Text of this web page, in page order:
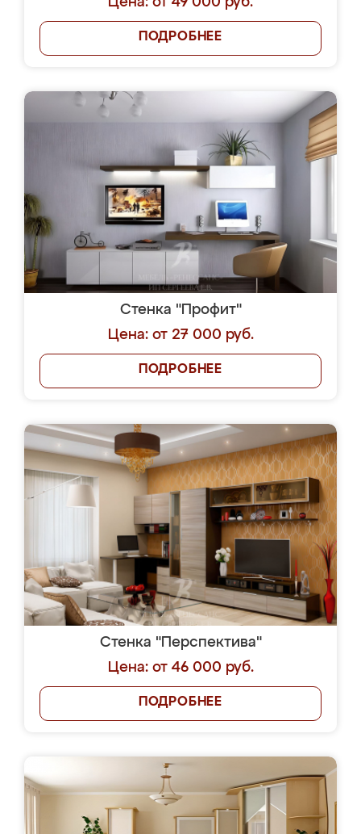
ПОДРОБНЕЕ
Стенка "Профит"
Цена: от 27 000 руб.
ПОДРОБНЕЕ
Стенка "Перспектива"
Цена: от 46 000 руб.
ПОДРОБНЕЕ